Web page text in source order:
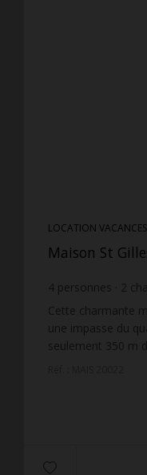
LOCATION VACANCES
Maison St
4 personnes 2
Cette charmante
une impasse du
seulement 350 m